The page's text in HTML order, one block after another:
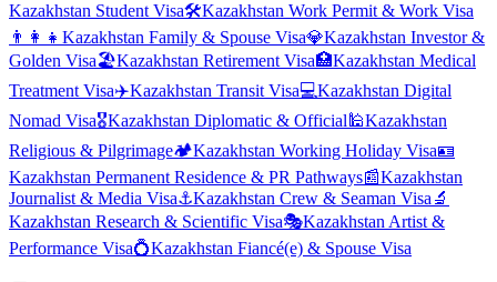
Kazakhstan Student Visa🛠️Kazakhstan Work Permit & Work Visa
👨‍👩‍👧 Kazakhstan Family & Spouse Visa💎Kazakhstan Investor &
Golden Visa🏖️Kazakhstan Retirement Visa🏥Kazakhstan Medical
Treatment Visa✈️Kazakhstan Transit Visa💻Kazakhstan Digital
Nomad Visa🎖️Kazakhstan Diplomatic & Official 🕌Kazakhstan
Religious & Pilgrimage🏕️Kazakhstan Working Holiday Visa🪪
Kazakhstan Permanent Residence & PR Pathways📰Kazakhstan
Journalist & Media Visa⚓Kazakhstan Crew & Seaman Visa 🔬
Kazakhstan Research & Scientific Visa🎭Kazakhstan Artist &
Performance Visa💍Kazakhstan Fiancé(e) & Spouse Visa